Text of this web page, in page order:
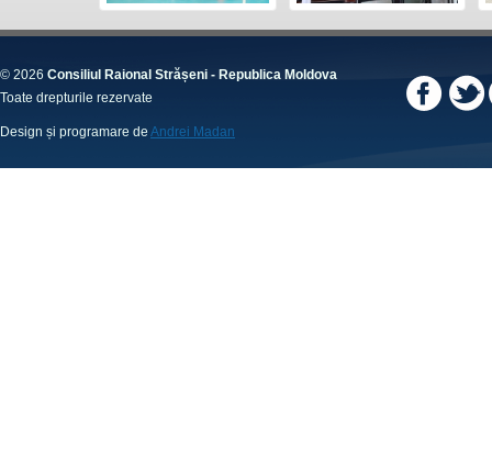
© 2026 Consiliul Raional Strășeni - Republica Moldova
Toate drepturile rezervate
Design și programare de Andrei Madan